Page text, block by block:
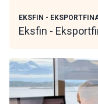
EKSFIN -
Eksfin -